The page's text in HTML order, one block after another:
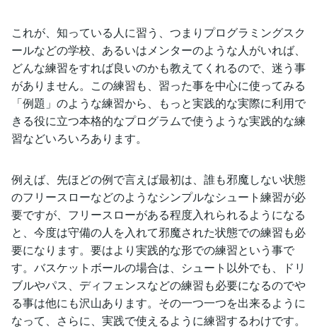
これが、知っている人に習う、つまりプログラミングスク
ールなどの学校、あるいはメンターのような人がいれば、
どんな練習をすれば良いのかも教えてくれるので、迷う事
がありません。この練習も、習った事を中心に使ってみる
「例題」のような練習から、もっと実践的な実際に利用で
きる役に立つ本格的なプログラムで使うような実践的な練
習などいろいろあります。
例えば、先ほどの例で言えば最初は、誰も邪魔しない状態
のフリースローなどのようなシンプルなシュート練習が必
要ですが、フリースローがある程度入れられるようになる
と、今度は守備の人を入れて邪魔された状態での練習も必
要になります。要はより実践的な形での練習という事で
す。バスケットボールの場合は、シュート以外でも、ドリ
ブルやパス、ディフェンスなどの練習も必要になるのでや
る事は他にも沢山あります。その一つ一つを出来るように
なって、さらに、実践で使えるように練習するわけです。